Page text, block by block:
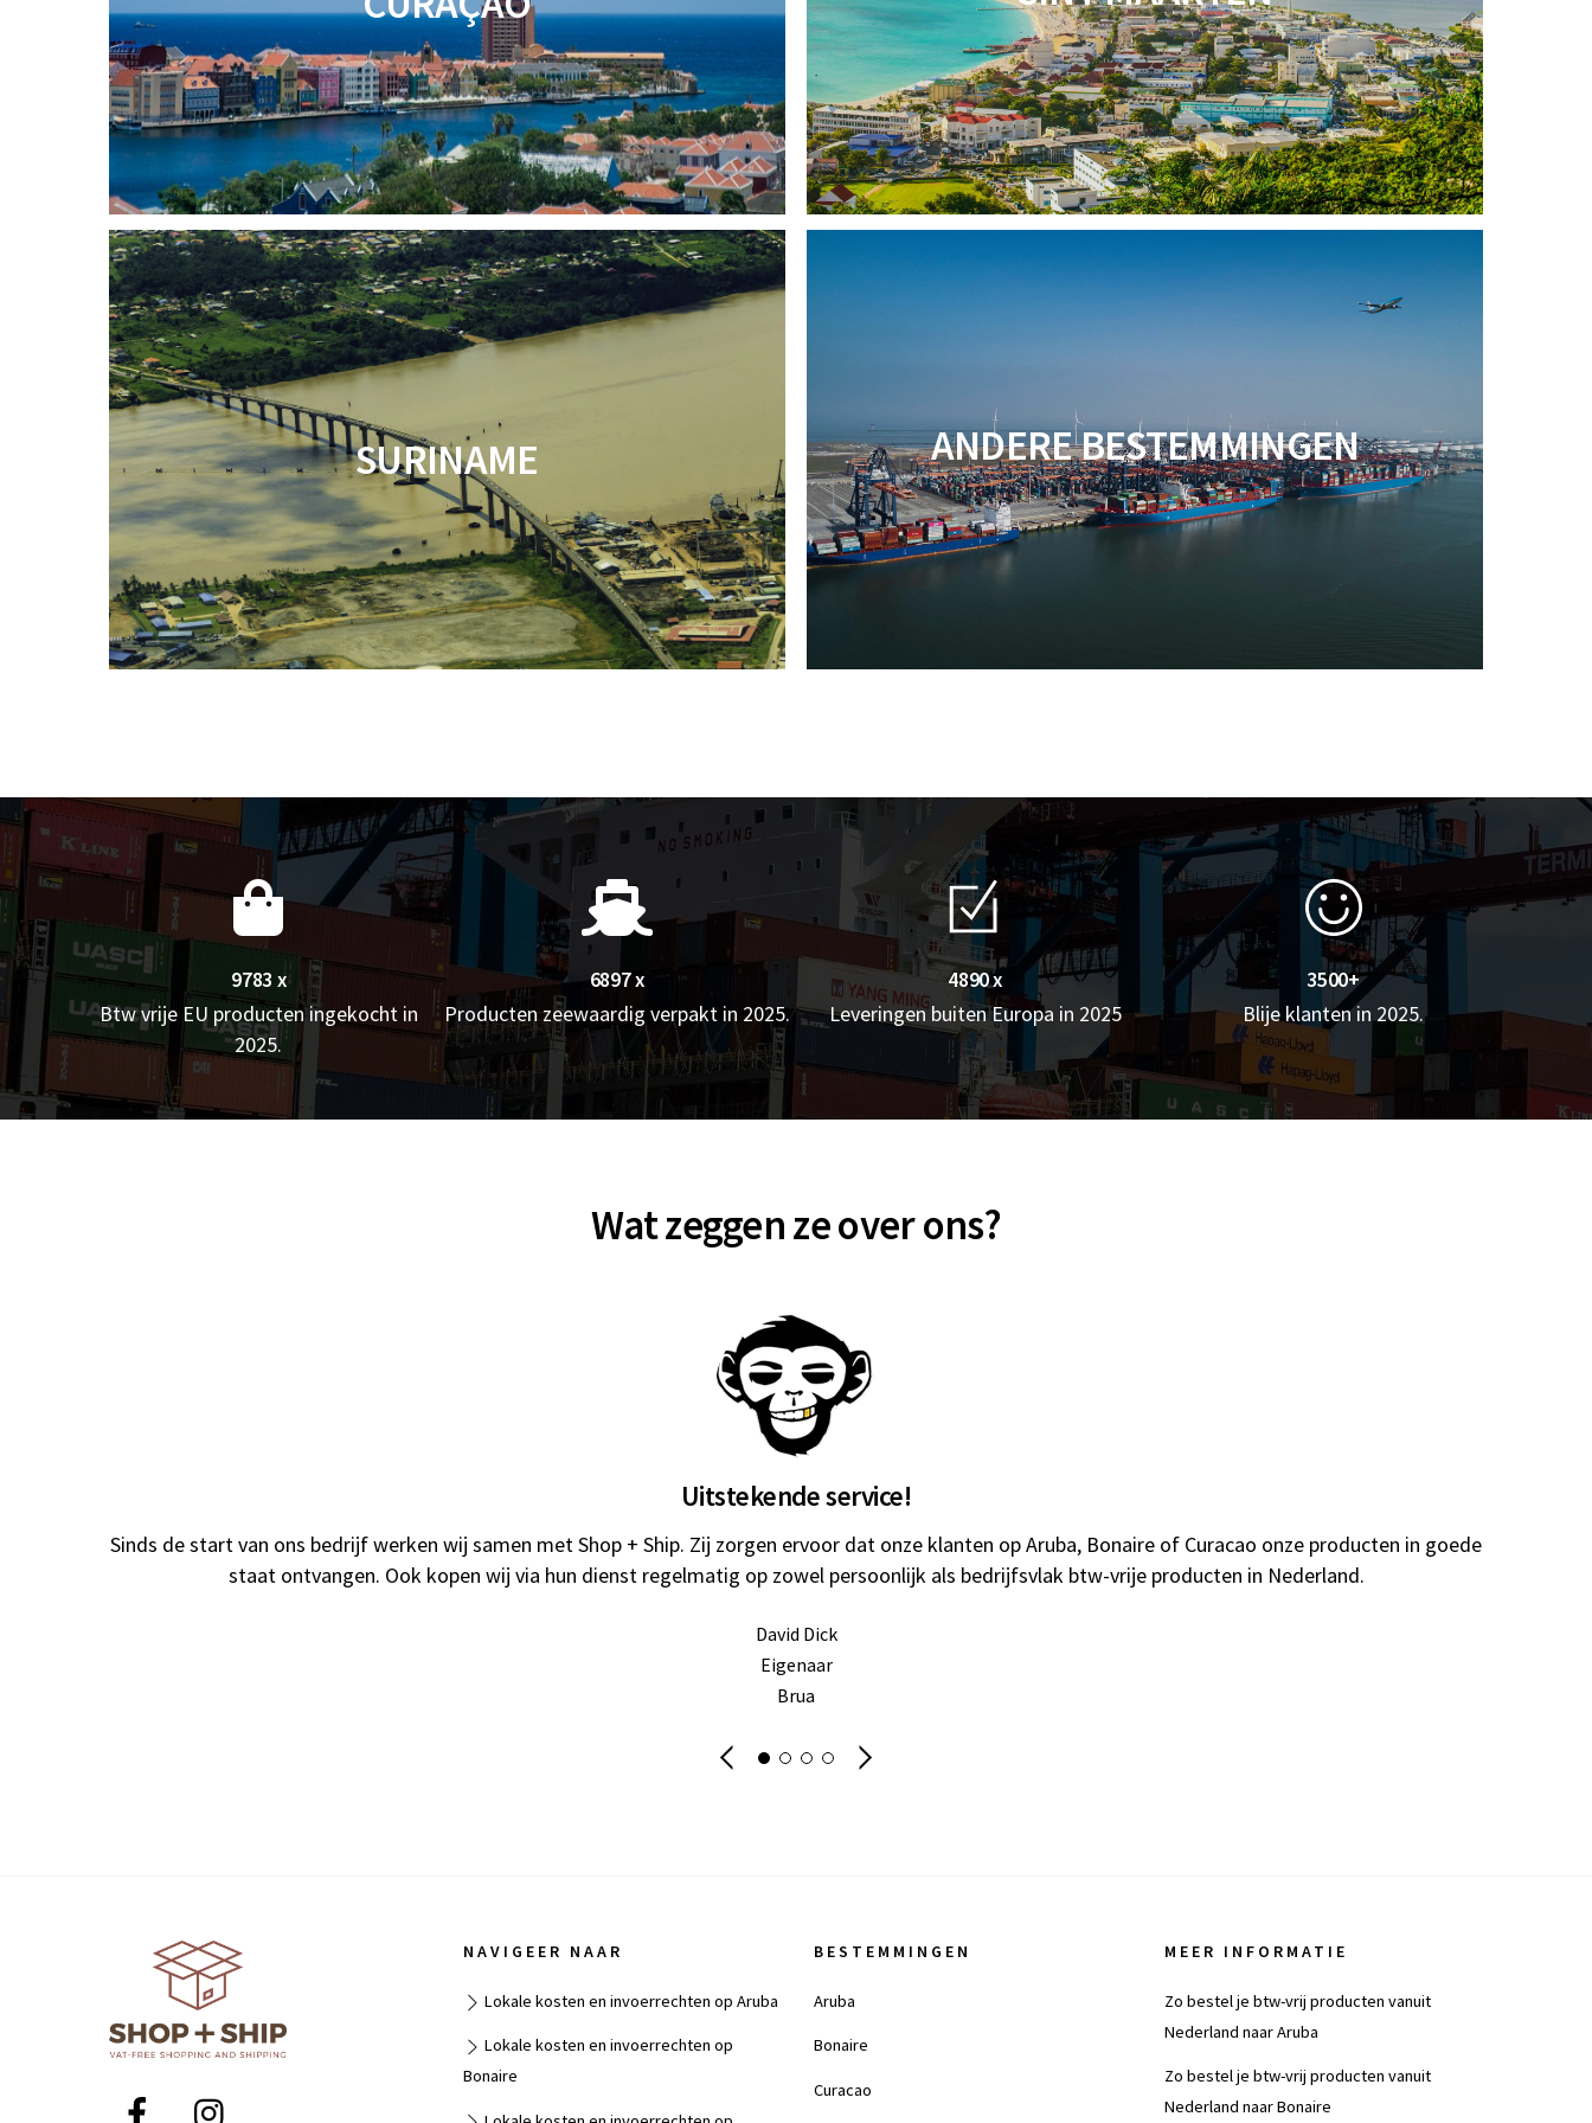
SURINAME ANDERE BESTEMMINGEN
9783 x
Btw vrije EU producten ingekocht in
2025.
6897 x
Producten zeewaardig verpakt in 2025.
4890 x
Leveringen buiten Europa in 2025
3500+
Blije klanten in 2025.
Wat zeggen ze over ons?
Uitstekende service!
Sinds de start van ons bedrijf werken wij samen met Shop + Ship. Zij zorgen ervoor dat onze klanten op Aruba, Bonaire of Curacao onze producten in goede
staat ontvangen. Ook kopen wij via hun dienst regelmatig op zowel persoonlijk als bedrijfsvlak btw-vrije producten in Nederland.
David Dick
Eigenaar
Brua
NAVIGEER NAAR
Lokale kosten en invoerrechten op Aruba
Lokale kosten en invoerrechten op
Bonaire
BESTEMMINGEN
Aruba
Bonaire
Curacao
MEER INFORMATIE
Zo bestel je btw-vrij producten vanuit
Nederland naar Aruba
Zo bestel je btw-vrij producten vanuit
Nederland naar Bonaire